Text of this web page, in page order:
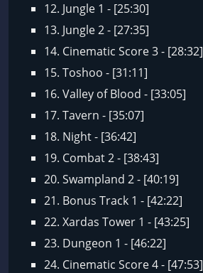
12. Jungle 1 - [25:30]
13. Jungle 2 - [27:35]
14. Cinematic Score 3 - [28:32]
15. Toshoo - [31:11]
16. Valley of Blood - [33:05]
17. Tavern - [35:07]
18. Night - [36:42]
19. Combat 2 - [38:43]
20. Swampland 2 - [40:19]
21. Bonus Track 1 - [42:22]
22. Xardas Tower 1 - [43:25]
23. Dungeon 1 - [46:22]
24. Cinematic Score 4 - [47:53]